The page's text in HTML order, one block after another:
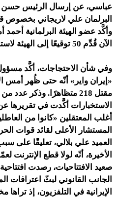
عباسي، عن إرسال الرئيس حسن
البرلمان علي لاريجاني بخصوص
وأكَّد عضو الهيئة البرلمانية أحمد
الآن قُدِّم 50 توقيعًا إلى الهيئة لاستجواب وزير النفط بيجن زنغنه.
وفي شأن الاحتجاجات، أكَّد مسؤول
مقتل 218 متظاهرًا. وذكر
الاستخبارات أكَّدت في تقريرها
أغلب المعتقلين «كانوا من
المستشار الأعلى لقائد قوات
العميد علي بلالي، تعليقًا على
الأخيرة، أنّه لولا قطع الإنترنت
صعيد الافتتاحيات، رصدت
الجانب القانوني لبثّ اعترافات
الإيرانية في التلفزيون، إذ تراها